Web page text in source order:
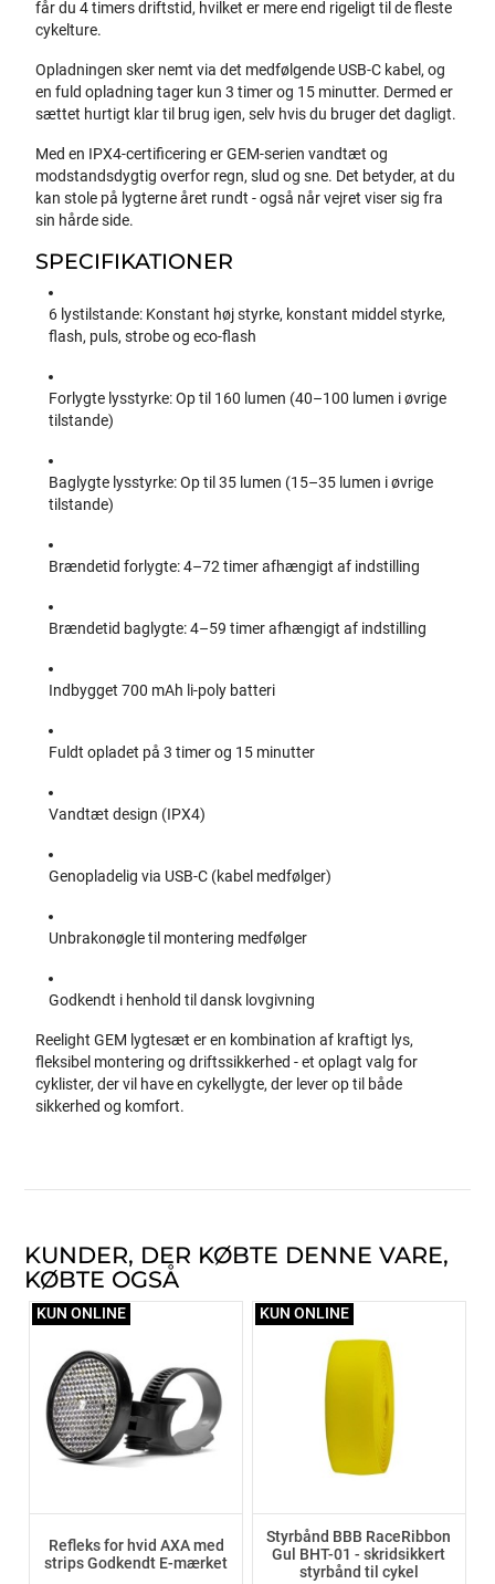
får du 4 timers driftstid, hvilket er mere end rigeligt til de fleste
cykelture.
Opladningen sker nemt via det medfølgende USB-C kabel, og
en fuld opladning tager kun 3 timer og 15 minutter. Dermed er
sættet hurtigt klar til brug igen, selv hvis du bruger det dagligt.
Med en IPX4-certificering er GEM-serien vandtæt og
modstandsdygtig overfor regn, slud og sne. Det betyder, at du
kan stole på lygterne året rundt - også når vejret viser sig fra
sin hårde side.
SPECIFIKATIONER
6 lystilstande: Konstant høj styrke, konstant middel styrke,
flash, puls, strobe og eco-flash
Forlygte lysstyrke: Op til 160 lumen (40–100 lumen i øvrige
tilstande)
Baglygte lysstyrke: Op til 35 lumen (15–35 lumen i øvrige
tilstande)
Brændetid forlygte: 4–72 timer afhængigt af indstilling
Brændetid baglygte: 4–59 timer afhængigt af indstilling
Indbygget 700 mAh li-poly batteri
Fuldt opladet på 3 timer og 15 minutter
Vandtæt design (IPX4)
Genopladelig via USB-C (kabel medfølger)
Unbrakonøgle til montering medfølger
Godkendt i henhold til dansk lovgivning
Reelight GEM lygtesæt er en kombination af kraftigt lys,
fleksibel montering og driftssikkerhed - et oplagt valg for
cyklister, der vil have en cykellygte, der lever op til både
sikkerhed og komfort.
KUNDER, DER KØBTE DENNE VARE,
KØBTE OGSÅ
Refleks for hvid AXA med
strips Godkendt E-mærket
KUN ONLINE
Styrbånd BBB RaceRibbon
Gul BHT-01 - skridsikkert
styrbånd til cykel
KUN ONLINE